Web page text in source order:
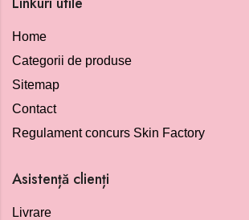
Home
Categorii de produse
Sitemap
Contact
Regulament concurs Skin Factory
Asistență clienți
Livrare